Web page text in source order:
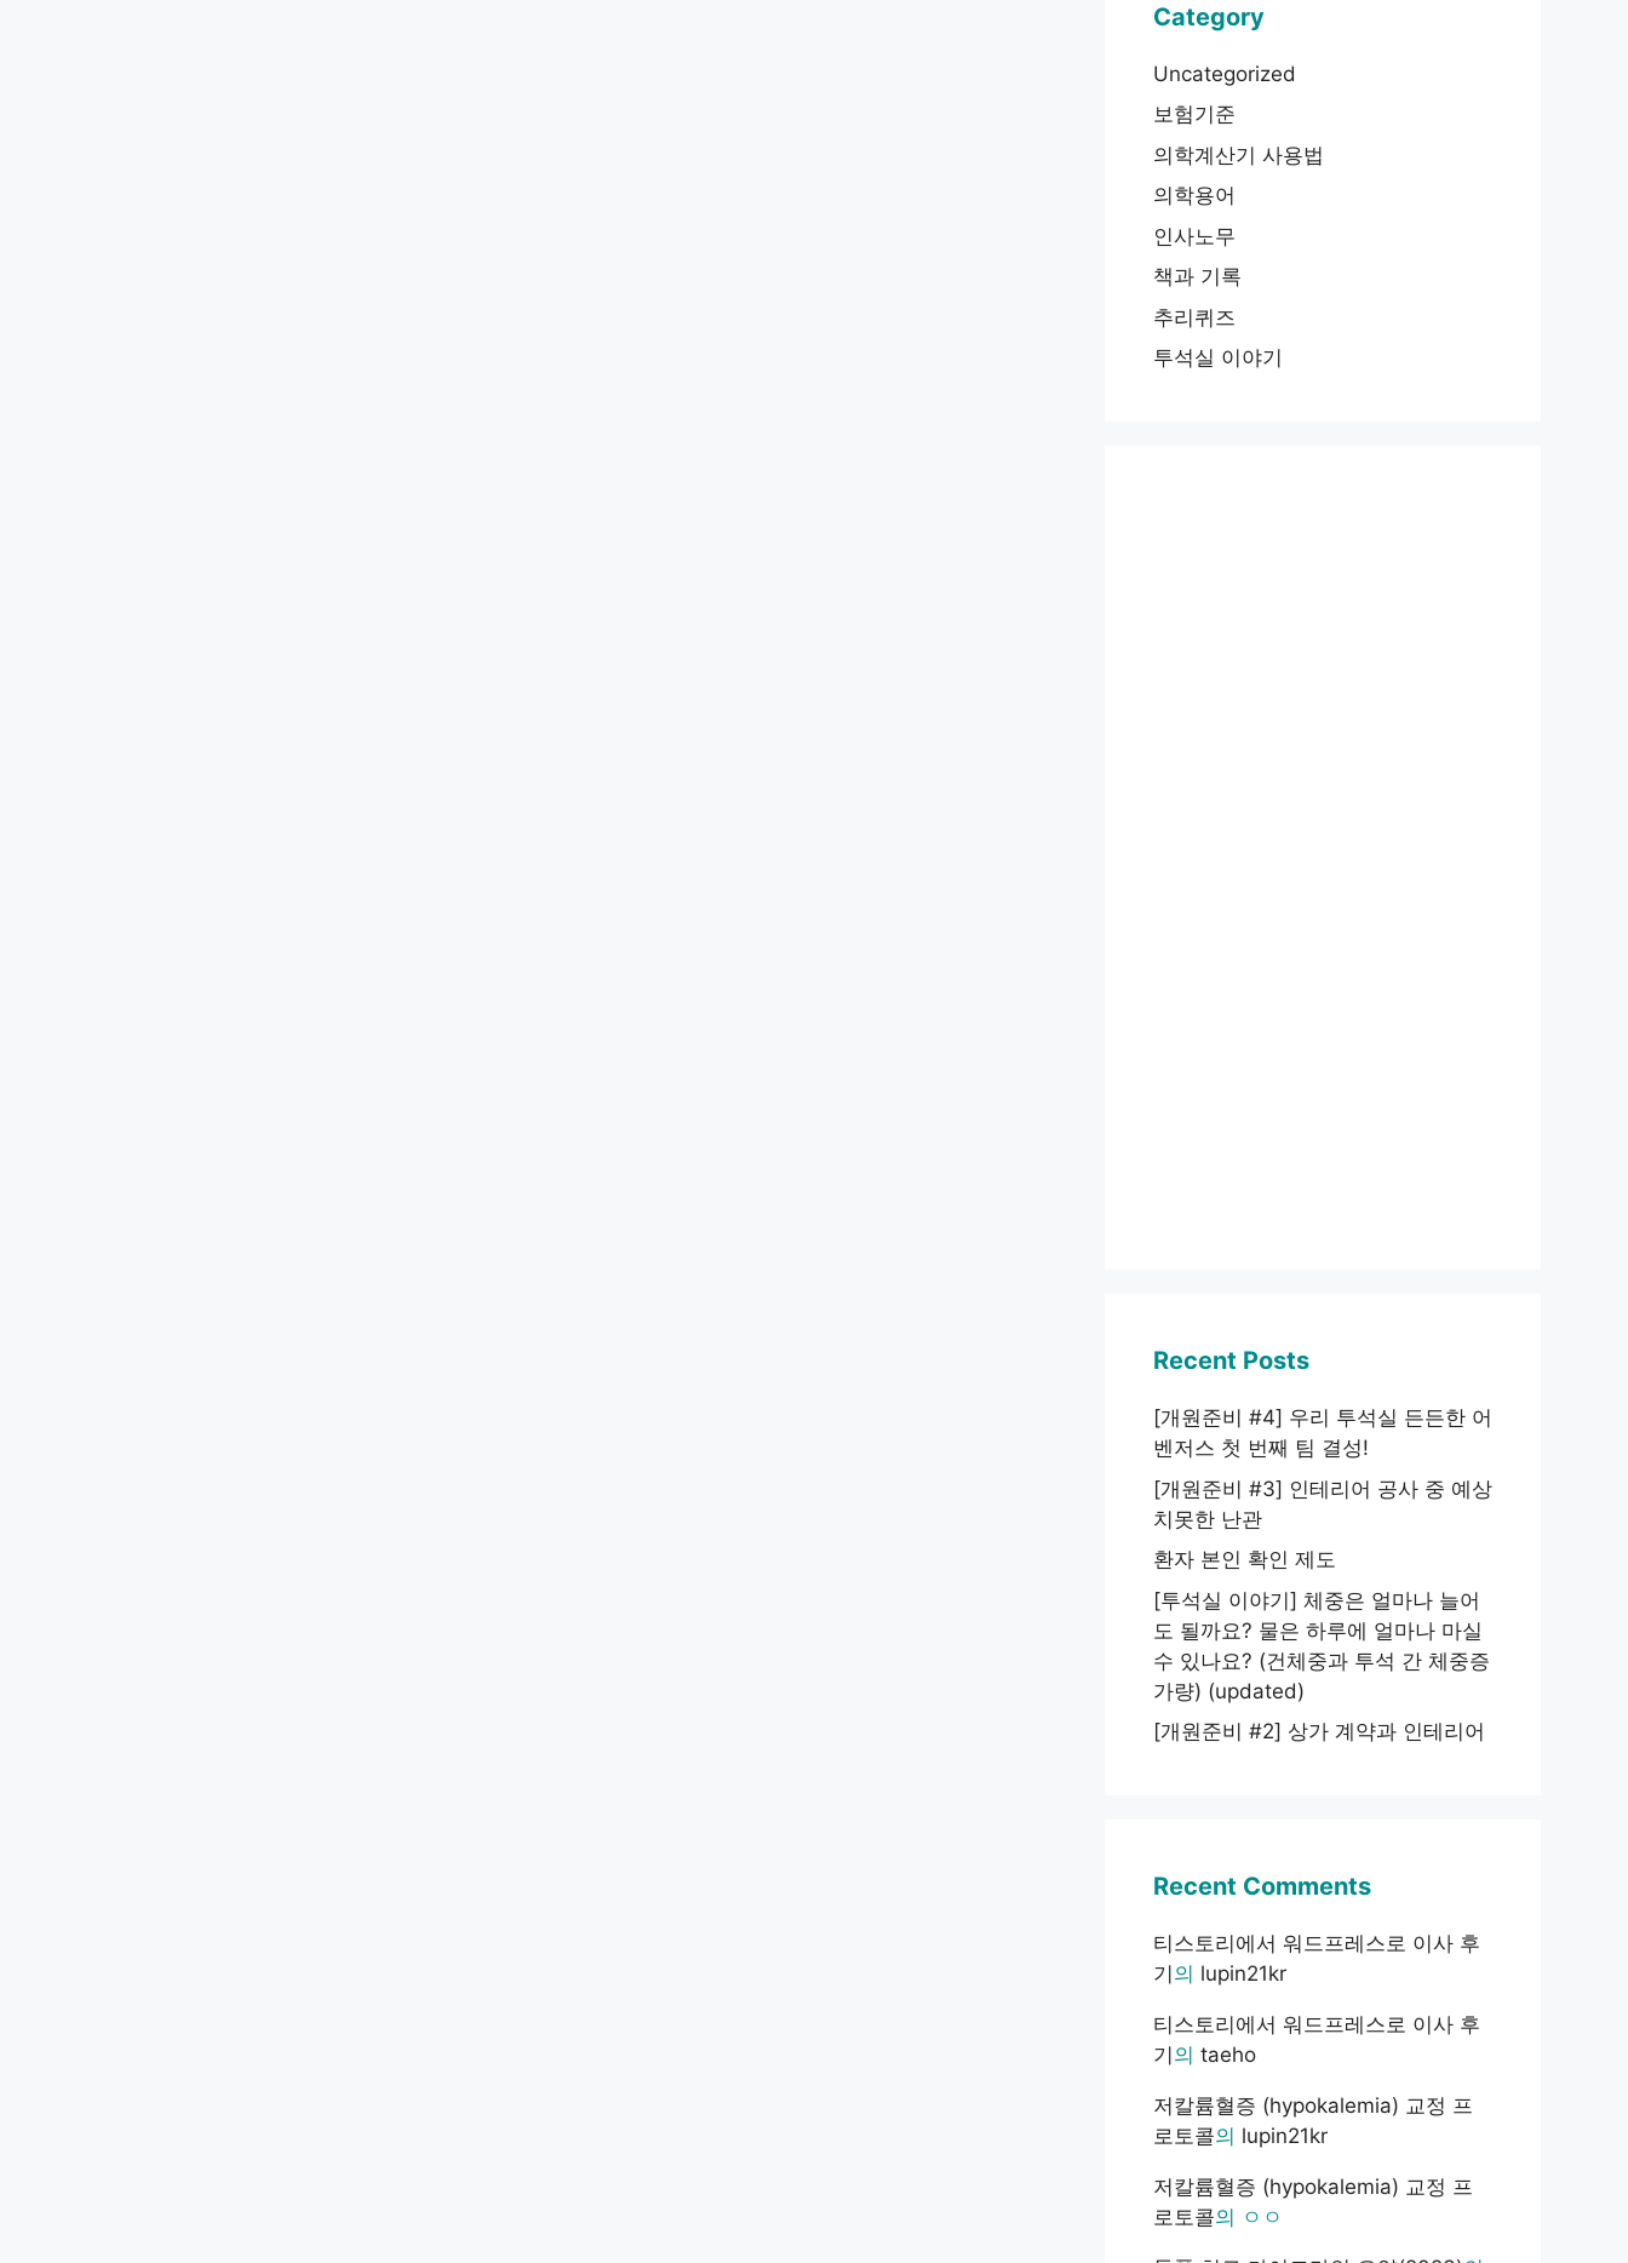
Category
Uncategorized
보험기준
의학계산기 사용법
의학용어
인사노무
책과 기록
추리퀴즈
투석실 이야기
Recent Posts
[개원준비 #4] 우리 투석실 든든한 어
벤저스 첫 번째 팀 결성!
[개원준비 #3] 인테리어 공사 중 예상
치못한 난관
환자 본인 확인 제도
[투석실 이야기] 체중은 얼마나 늘어
도 될까요? 물은 하루에 얼마나 마실
수 있나요? (건체중과 투석 간 체중증
가량) (updated)
[개원준비 #2] 상가 계약과 인테리어
Recent Comments
티스토리에서 워드프레스로 이사 후
기 의 lupin21kr
티스토리에서 워드프레스로 이사 후
기 의 taeho
저칼륨혈증 (hypokalemia) 교정 프
로토콜의 lupin21kr
저칼륨혈증 (hypokalemia) 교정 프
로토콜의 ㅇㅇ